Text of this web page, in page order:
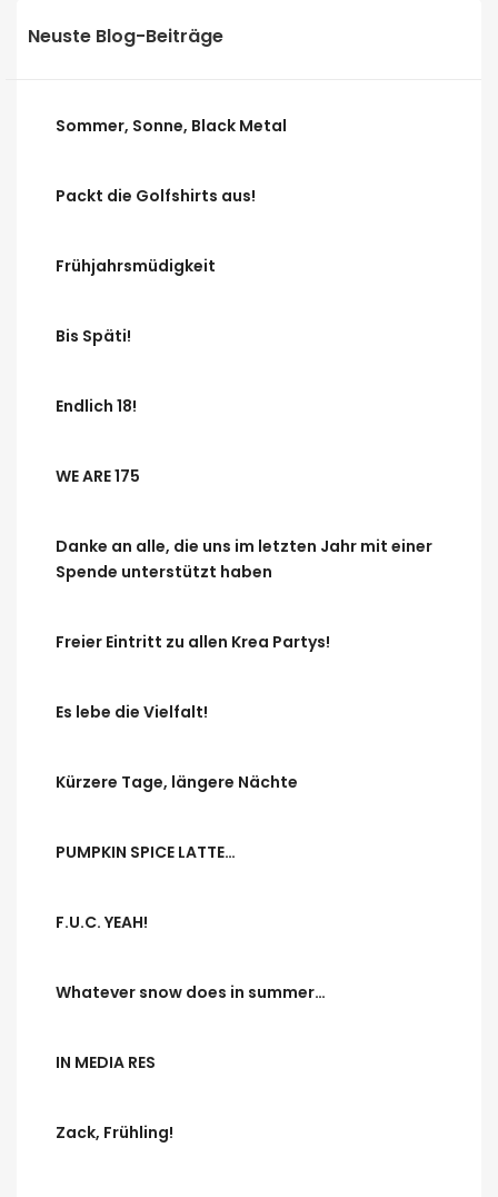
Neuste Blog-Beiträge
Sommer, Sonne, Black Metal
Packt die Golfshirts aus!
Frühjahrsmüdigkeit
Bis Späti!
Endlich 18!
WE ARE 175
Danke an alle, die uns im letzten Jahr mit einer
Spende unterstützt haben
Freier Eintritt zu allen Krea Partys!
Es lebe die Vielfalt!
Kürzere Tage, längere Nächte
PUMPKIN SPICE LATTE…
F.U.C. YEAH!
Whatever snow does in summer…
IN MEDIA RES
Zack, Frühling!